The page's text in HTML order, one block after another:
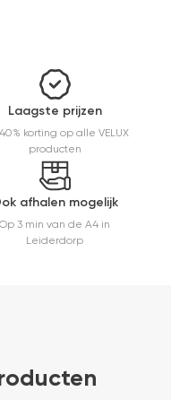
Laagste prijzen
korting op alle VELUX
producten
afhalen mogelijk
Op 3 min van de A4 in
Leiderdorp